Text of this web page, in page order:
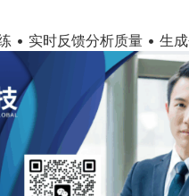
• 实时反馈分析质量 •